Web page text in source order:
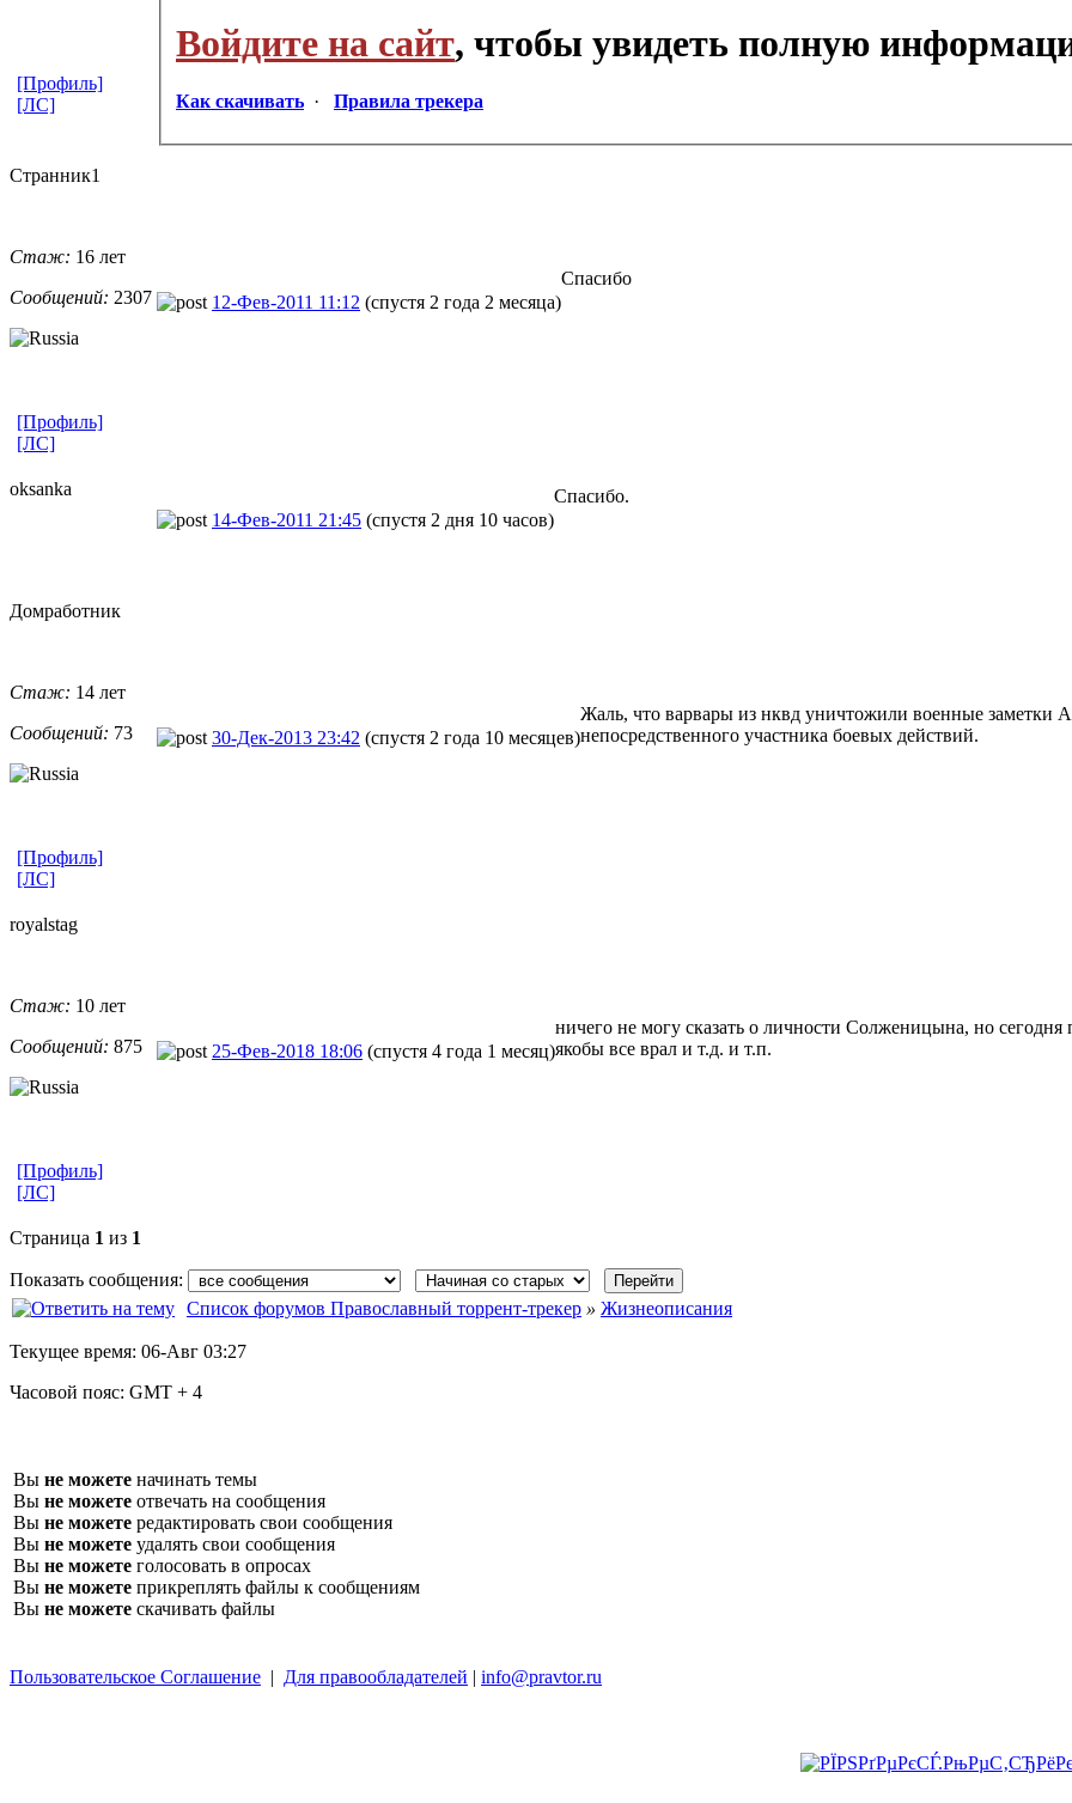
Войдите на сайт, чтобы увидеть полную
Как скачивать · Правила трекера
[Профиль]
[ЛС]
Странник1
Стаж: 16 лет
Сообщений: 2307 12-Фев-2011 11:12 (спустя 2 года 2 месяца)
Спасибо
[Профиль]
[ЛС]
oksanka
14-Фев-2011 21:45 (спустя 2 дня 10 часов)
Спасибо.
Домработник
Стаж: 14 лет
Сообщений: 73 30-Дек-2013 23:42 (спустя 2 года 10 месяцев)
Жаль, что варвары из нквд уничтожили военные заметки
непосредственного участника боевых действий.
[Профиль]
[ЛС]
royalstag
Стаж: 10 лет
Сообщений: 875 25-Фев-2018 18:06 (спустя 4 года 1 месяц)
ничего не могу сказать о личности Солженицына, но
якобы все врал и т.д. и т.п.
[Профиль]
[ЛС]
Страница 1 из 1
Показать сообщения:
Список форумов Православный торрент-трекер » Жизнеописания
Текущее время: 06-Авг 03:27
Часовой пояс: GMT + 4
Вы не можете начинать темы
Вы не можете отвечать на сообщения
Вы не можете редактировать свои сообщения
Вы не можете удалять свои сообщения
Вы не можете голосовать в опросах
Вы не можете прикреплять файлы к сообщениям
Вы не можете скачивать файлы
Пользовательское Соглашение | Для правообладателей | info@pravtor.ru